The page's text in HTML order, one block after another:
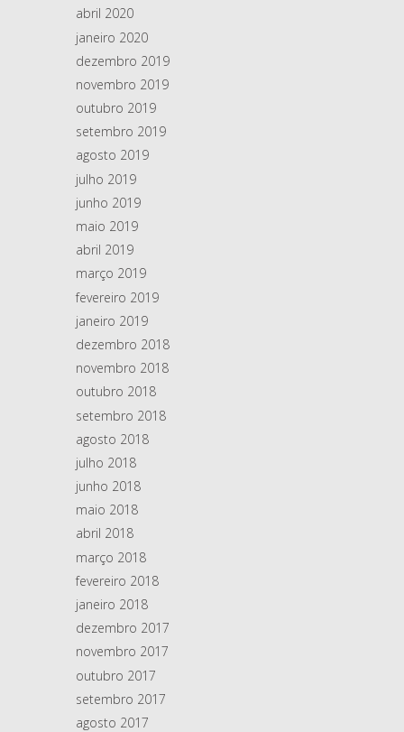
abril 2020
janeiro 2020
dezembro 2019
novembro 2019
outubro 2019
setembro 2019
agosto 2019
julho 2019
junho 2019
maio 2019
abril 2019
março 2019
fevereiro 2019
janeiro 2019
dezembro 2018
novembro 2018
outubro 2018
setembro 2018
agosto 2018
julho 2018
junho 2018
maio 2018
abril 2018
março 2018
fevereiro 2018
janeiro 2018
dezembro 2017
novembro 2017
outubro 2017
setembro 2017
agosto 2017